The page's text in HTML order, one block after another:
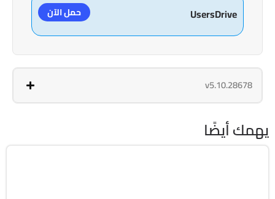
UsersDrive حمل الآن
v5.10.28678
يهمك أيضًا